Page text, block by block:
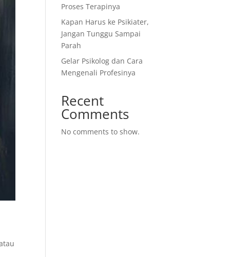
Proses Terapinya
Kapan Harus ke Psikiater,
Jangan Tunggu Sampai
Parah
Gelar Psikolog dan Cara
Mengenali Profesinya
Recent
Comments
No comments to show.